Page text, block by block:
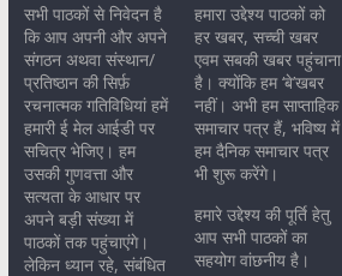
सभी पाठकों से निवेदन है
कि आप अपनी और अपने
संगठन अथवा संस्थान/
प्रतिष्ठान की सिर्फ़
रचनात्मक गतिविधियां हमें
हमारी ई मेल आईडी पर
सचित्र भेजिए। हम
उसकी गुणवत्ता और
सत्यता के आधार पर
अपने बड़ी संख्या में
पाठकों तक पहुंचाएंगे।
लेकिन ध्यान रहे, संबंधित
हमारा उद्देश्य पाठकों को
हर खबर, सच्ची खबर
एवम सबकी खबर पहुंचाना
है। क्योंकि हम ‘बे’खबर
नहीं। अभी हम साप्ताहिक
समाचार पत्र हैं, भविष्य में
हम दैनिक समाचार पत्र
भी शुरू करेंगे।
हमारे उद्देश्य की पूर्ति हेतु
आप सभी पाठकों का
सहयोग वांछनीय है।